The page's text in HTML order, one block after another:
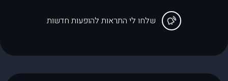
שלחו לי התראות להופעות חדשות